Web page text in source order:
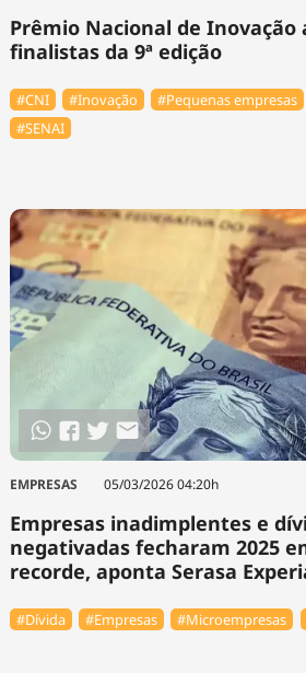
Prêmio Nacional de Inovação
finalistas da 9ª edição
#CNI #Inovação #Pequenas empresas
#SENAI
EMPRESAS 05/03/2026 04:20h
Empresas inadimplentes e
negativadas fecharam 2025
recorde, aponta Serasa
#Dívida #Empresas #Microempresas